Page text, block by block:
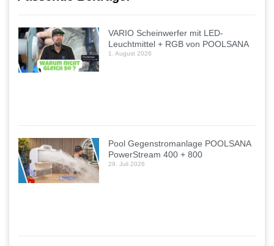
VARIO Scheinwerfer mit LED-
Leuchtmittel + RGB von POOLSANA
1. August 2026
Pool Gegenstromanlage POOLSANA
PowerStream 400 + 800
29. Juli 2026